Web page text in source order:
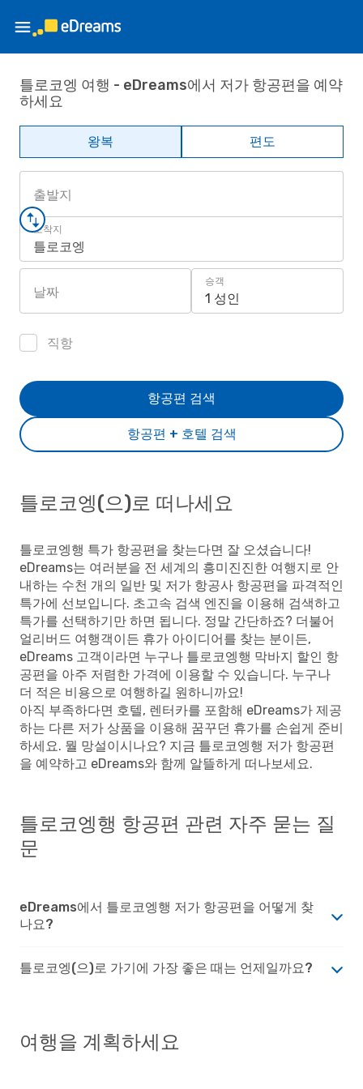
틀로코엥 여행 - eDreams에서 저가 항공편을 예약
하세요
왕복 편도
출발지
도착지
틀로코엥
날짜
승객
1 성인
직항
항공편 + 호텔 검색
항공편 검색
틀로코엥(으)로 떠나세요
틀로코엥행 특가 항공편을 찾는다면 잘 오셨습니다!
eDreams는 여러분을 전 세계의 흥미진진한 여행지로 안
내하는 수천 개의 일반 및 저가 항공사 항공편을 파격적인
특가에 선보입니다. 초고속 검색 엔진을 이용해 검색하고
특가를 선택하기만 하면 됩니다. 정말 간단하죠? 더불어
얼리버드 여행객이든 휴가 아이디어를 찾는 분이든,
eDreams 고객이라면 누구나 틀로코엥행 막바지 할인 항
공편을 아주 저렴한 가격에 이용할 수 있습니다. 누구나
더 적은 비용으로 여행하길 원하니까요!
아직 부족하다면 호텔, 렌터카를 포함해 eDreams가 제공
하는 다른 저가 상품을 이용해 꿈꾸던 휴가를 손쉽게 준비
하세요. 뭘 망설이시나요? 지금 틀로코엥행 저가 항공편
을 예약하고 eDreams와 함께 알뜰하게 떠나보세요.
틀로코엥행 항공편 관련 자주 묻는 질
문
eDreams에서 틀로코엥행 저가 항공편을 어떻게 찾
나요?
틀로코엥(으)로 가기에 가장 좋은 때는 언제일까요?
여행을 계획하세요